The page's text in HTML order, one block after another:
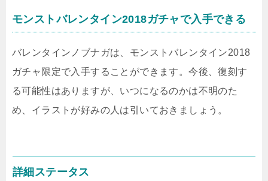
モンストバレンタイン2018ガチャで入手できる
バレンタインノブナガは、モンストバレンタイン2018
ガチャ限定で入手することができます。今後、復刻す
る可能性はありますが、いつになるのかは不明のた
め、イラストが好みの人は引いておきましょう。
詳細ステータス